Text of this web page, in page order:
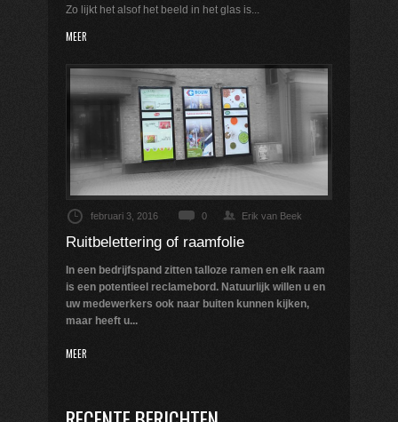
Zo lijkt het alsof het beeld in het glas is...
MEER
februari 3, 2016 0 Erik van Beek
Ruitbelettering of raamfolie
In een bedrijfspand zitten talloze ramen en elk raam
is een potentieel reclamebord. Natuurlijk willen u en
uw medewerkers ook naar buiten kunnen kijken,
maar heeft u...
MEER